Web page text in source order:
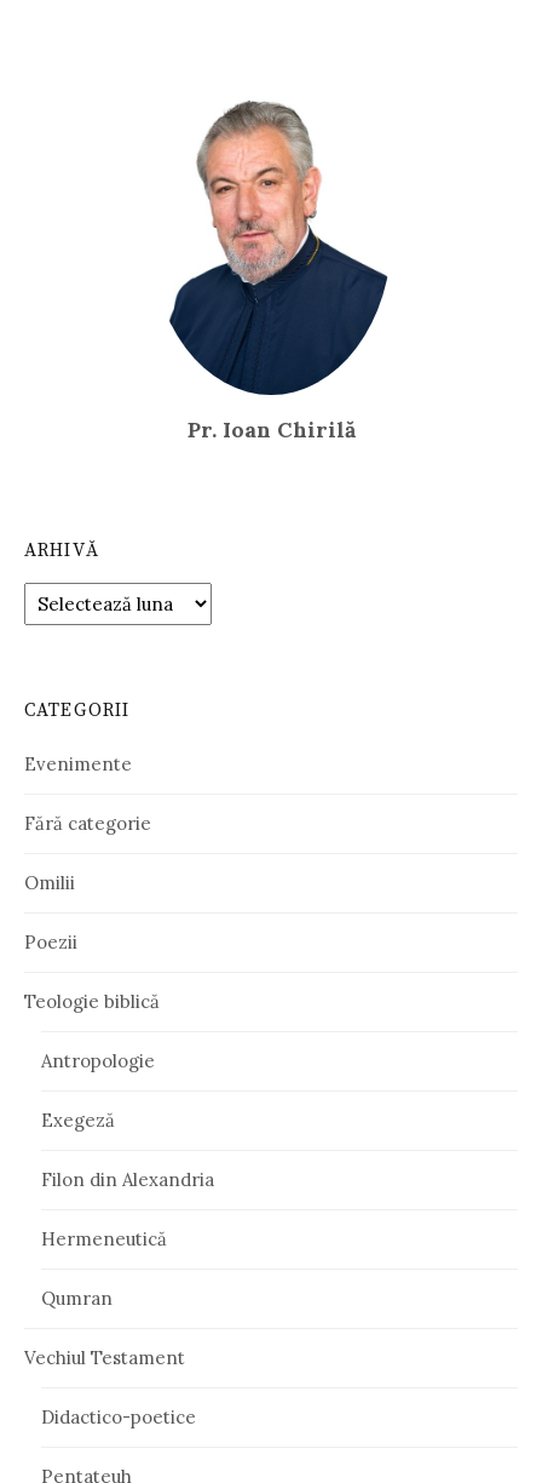
Pr. Ioan Chirilă
ARHIVĂ
Arhivă
CATEGORII
Evenimente
Fără categorie
Omilii
Poezii
Teologie biblică
Antropologie
Exegeză
Filon din Alexandria
Hermeneutică
Qumran
Vechiul Testament
Didactico-poetice
Pentateuh